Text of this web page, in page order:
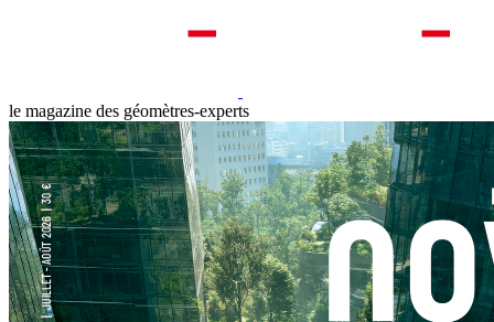
le magazine des géomètres-experts